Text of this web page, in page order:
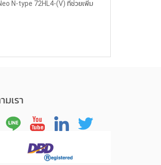
N-type 72HL4-(V) ที่ช่วยเพิ่ม
เรา